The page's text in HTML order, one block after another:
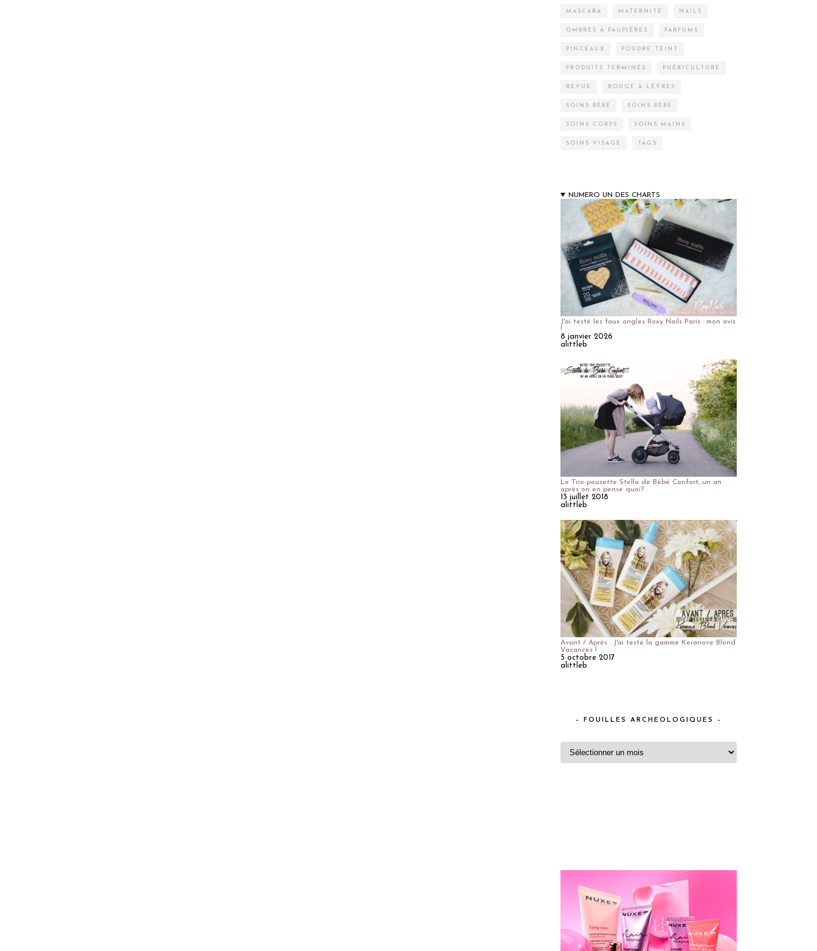
MASCARA MATERNITÉ NAILS
OMBRES À PAUPIÈRES PARFUMS
PINCEAUX POUDRE TEINT
PRODUITS TERMINÉS PUÉRICULTURE
REVUE ROUGE À LÈVRES
SOINS BÉBÉ SOINS BÉBÉ
SOINS CORPS SOINS MAINS
SOINS VISAGE TAGS
NUMERO UN DES CHARTS
J'ai testé les faux ongles Roxy Nails Paris : mon avis
!
8 janvier 2026
alittleb
Le Trio-pousette Stella de Bébé Confort, un an
après on en pense quoi?
13 juillet 2018
alittleb
Avant / Après : J'ai testé la gamme Keranove Blond
Vacances !
5 octobre 2017
alittleb
– FOUILLES ARCHEOLOGIQUES –